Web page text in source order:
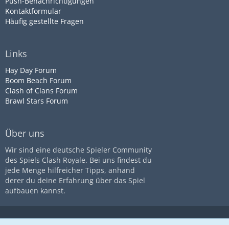
Kontaktformular
Häufig gestellte Fragen
Links
Hay Day Forum
Boom Beach Forum
Clash of Clans Forum
Brawl Stars Forum
Über uns
Wir sind eine deutsche Spieler Community
des Spiels Clash Royale. Bei uns findest du
jede Menge hilfreicher Tipps, anhand
derer du deine Erfahrung über das Spiel
aufbauen kannst.
Diese Seite ist nicht mit dem Impressum
Datenschutz